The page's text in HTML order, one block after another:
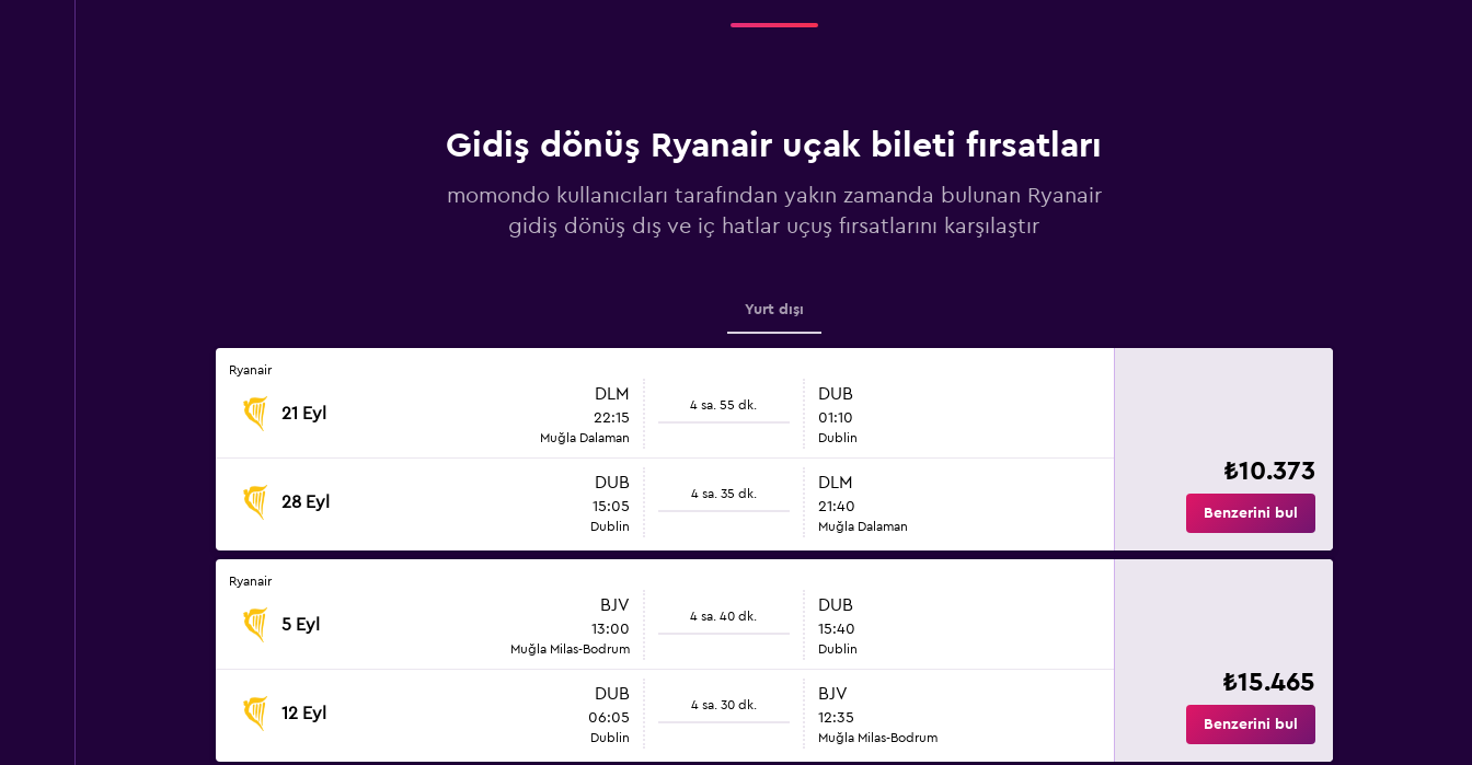
Gidiş dönüş Ryanair uçak bileti fırsatları
momondo kullanıcıları tarafından yakın zamanda bulunan Ryanair
gidiş dönüş dış ve iç hatlar uçuş fırsatlarını karşılaştır
Yurt dışı
Ryanair
21 Eyl
DLM
22:15
Muğla Dalaman
4 sa. 55 dk.
DUB
01:10
Dublin
28 Eyl
DUB
15:05
Dublin
4 sa. 35 dk.
DLM
21:40
Muğla Dalaman
₺10.373
Benzerini bul
Ryanair
5 Eyl
BJV
13:00
Muğla Milas-Bodrum
4 sa. 40 dk.
DUB
15:40
Dublin
12 Eyl
DUB
06:05
Dublin
4 sa. 30 dk.
BJV
12:35
Muğla Milas-Bodrum
₺15.465
Benzerini bul